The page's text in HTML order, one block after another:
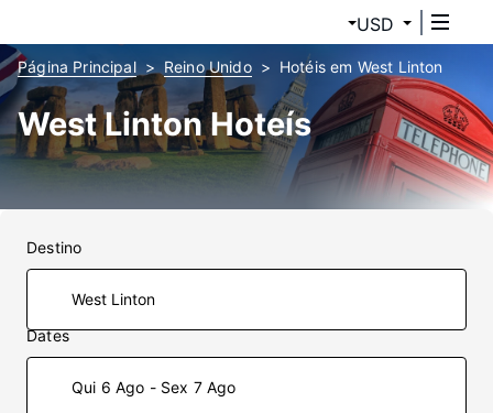
USD
Página Principal Reino Unido Hotéis em West Linton
West Linton Hoteís
Destino
Dates
Qui 6 Ago - Sex 7 Ago